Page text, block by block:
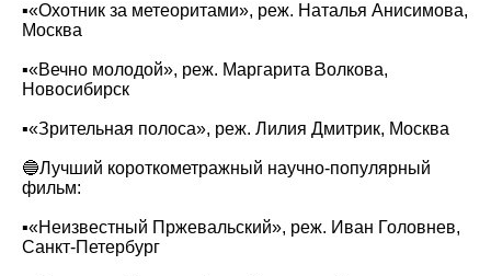
▪️«‎Охотник за метеоритами», реж. Наталья Анисимова,
Москва
▪️«‎Вечно молодой», реж. Маргарита Волкова,
Новосибирск‌‎
▪️«‎Зрительная полоса», реж. Лилия Дмитрик, Москва
🔵Лучший короткометражный научно-популярный
фильм:
▪️«Неизвестный Пржевальский‎», реж. Иван Головнев,
‎Санкт-Петербург